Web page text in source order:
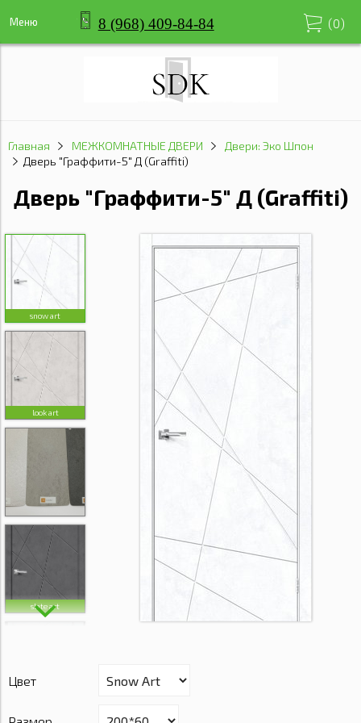
Меню 8 (968) 409-84-84 (0)
Главная МЕЖКОМНАТНЫЕ ДВЕРИ
Двери: Эко Шпон
Дверь "Граффити-5" Д (Graffiti)
Дверь "Граффити-5" Д (Graffiti)
snow art
look art
slate art
Цвет